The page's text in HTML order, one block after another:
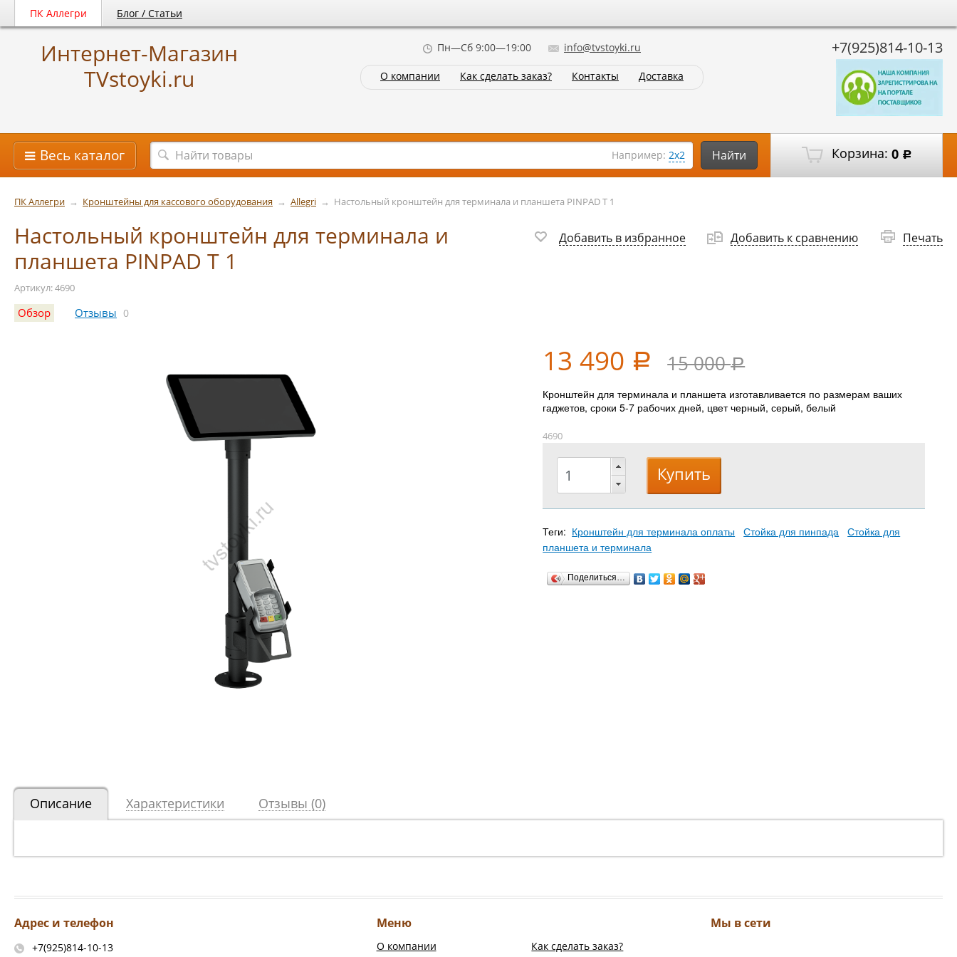
ПК Аллегри Блог / Статьи
Интернет-Магазин
TVstoyki.ru
+7(925)814-10-13
Пн—Сб 9:00—19:00 info@tvstoyki.ru
О компании Как сделать заказ? Контакты Доставка
Корзина: 0 Р
Весь каталог Например: 2х2 Найти
ПК Аллегри → Кронштейны для кассового оборудования → Allegri → Настольный кронштейн для терминала и планшета PINPAD T 1
Настольный кронштейн для терминала и
планшета PINPAD T 1
Артикул: 4690
Добавить в избранное Добавить к сравнению Печать
Обзор Отзывы 0
13 490 Р 15 000Р
Кронштейн для терминала и планшета изготавливается по размерам ваших
гаджетов, сроки 5-7 рабочих дней, цвет черный, серый, белый
4690
Теги: Кронштейн для терминала оплаты Стойка для пинпада
Стойка для
планшета и терминала
Поделиться…
Описание Характеристики Отзывы (0)
Адрес и телефон
+7(925)814-10-13
Мы в сети
Меню
О компании
Как сделать заказ?